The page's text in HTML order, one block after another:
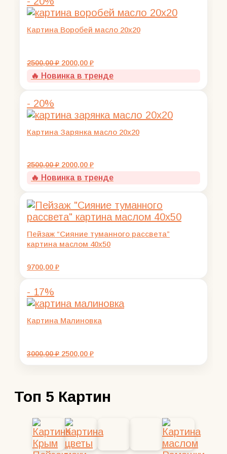
Картина Воробей масло 20х20
2500,00₽ Первоначальная
составляла
2000,00 ₽Текущая
2000,00 ₽.
🔥 Новинка в тренде
- 20%
Картина Зарянка масло 20х20
2500,00₽ Первоначальная
составляла
2000,00 ₽Текущая
2000,00 ₽.
🔥 Новинка в тренде
Пейзаж “Сияние туманного рассвета”
картина маслом 40х50
9700,00 ₽
- 17%
Картина Малиновка
3000,00₽ Первоначальная
2500,00 ₽Текущая
Топ 5 Картин